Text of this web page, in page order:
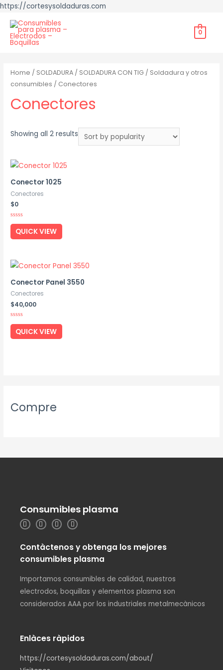
https://cortesysoldaduras.com
0
Home / SOLDADURA / SOLDADURA CON TIG / Soldadura y otros
consumibles / Conectores
Conectores
Showing all 2 results
Conector 1025
Conectores
$0
Rated
out
of
QUICK VIEW
Conector Panel 3550
Conectores
$40,000
Rated
out
of
QUICK VIEW
Compre
Consumibles plasma
Contàctenos y obtenga los mejores
consumibles plasma
Importamos consumibles de calidad, nuestros
electrodos, boquillas y elementos plasma son
considerados AAA por los industriales metalmecànicos
Enlàces ràpidos
https://cortesysoldaduras.com/about/